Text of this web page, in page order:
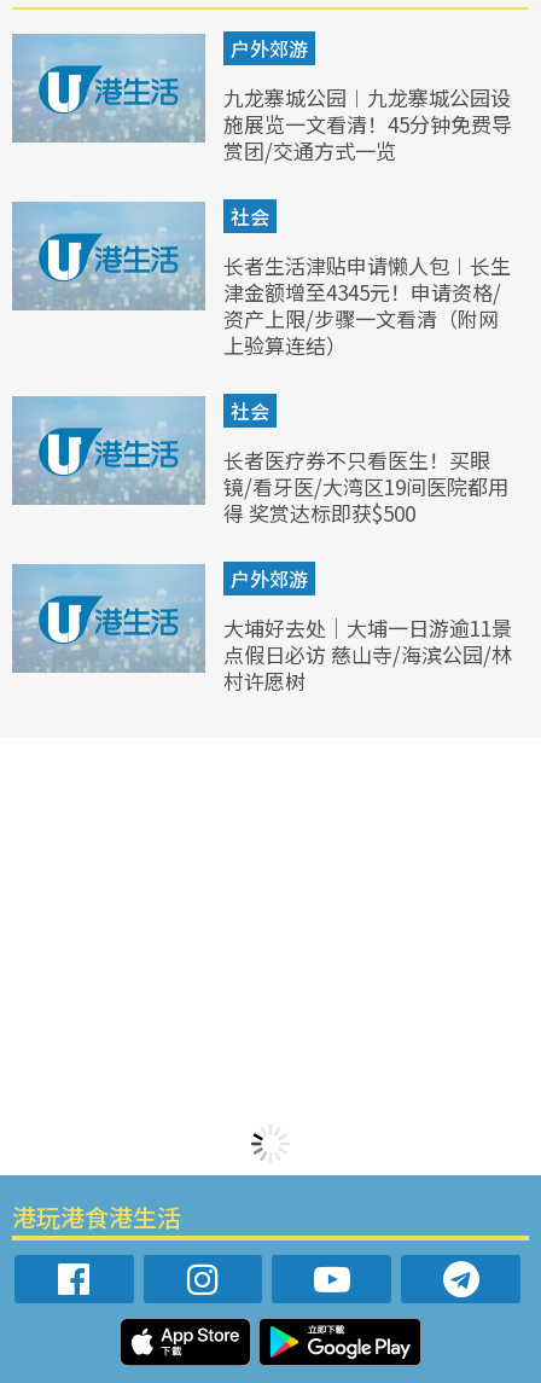
户外郊游
九龙寨城公园︱九龙寨城公园设
施展览一文看清！45分钟免费导
赏团/交通方式一览
社会
长者生活津贴申请懒人包︱长生
津金额增至4345元！申请资格/
资产上限/步骤一文看清（附网
上验算连结）
社会
长者医疗券不只看医生！买眼
镜/看牙医/大湾区19间医院都用
得 奖赏达标即获$500
户外郊游
大埔好去处｜大埔一日游逾11景
点假日必访 慈山寺/海滨公园/林
村许愿树
港玩港食港生活